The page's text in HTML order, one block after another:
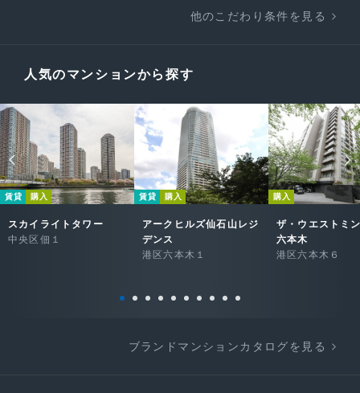
他のこだわり条件を見る
人気のマンションから探す
賃貸 購入
スカイライトタワー
中央区佃１
賃貸 購入
アークヒルズ仙石山レジ
デンス
港区六本木１
購入
ザ・ウエストミ
六本木
港区六本木６
ブランドマンションカタログを見る